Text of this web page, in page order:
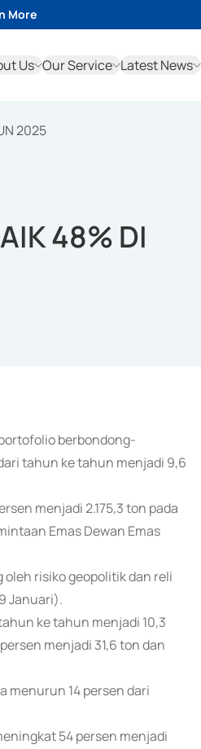
More
Us Our Service Latest News
2025
48% DI
berbondong-
tahun ke tahun menjadi 9,6
menjadi 2.175,3 ton pada
Emas Dewan Emas
risiko geopolitik dan reli
Januari).
ke tahun menjadi 10,3
menjadi 31,6 ton dan
menurun 14 persen dari
54 persen menjadi